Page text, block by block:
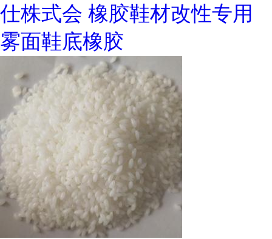
仕株式会 橡胶鞋材改性专用
雾面鞋底橡胶